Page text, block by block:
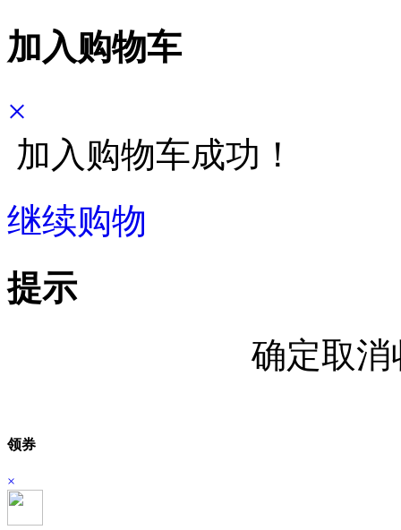
加入购物车
×
加入购物车成功！
继续购物
提示
确定取
领券
×